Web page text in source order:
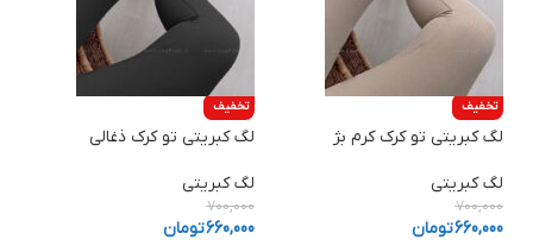
تخفیف
لگ کبریتی تو کرک کرم بژ
لگ کبریتی
700,000
660,000تومان
تخفیف
لگ کبریتی تو کرک ذغالی
لگ کبریتی
700,000
660,000تومان